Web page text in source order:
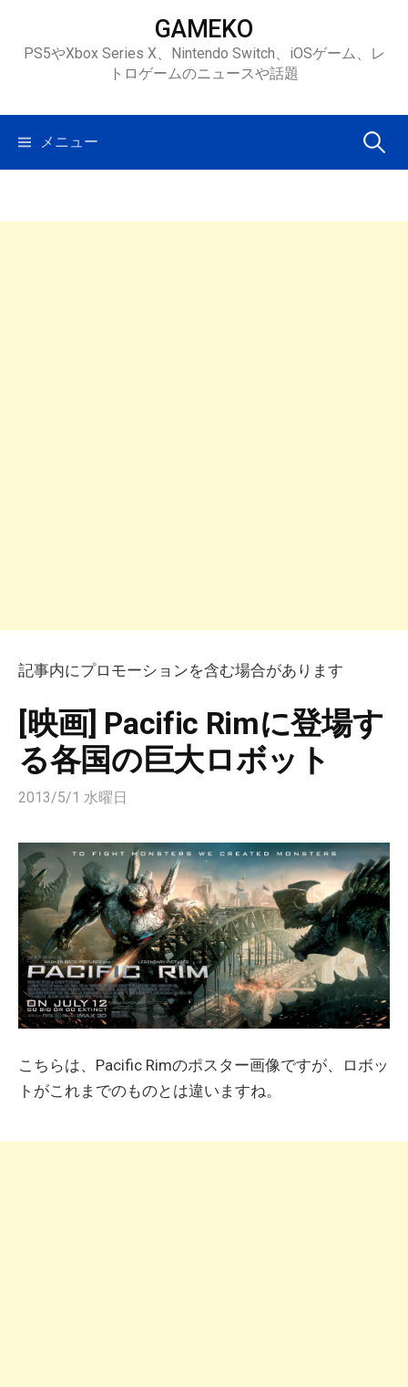
ツ
ス
GAMEKO
PS5やXbox Series X、Nintendo Switch、iOSゲーム、レ
トロゲームのニュースや話題
メニュー 検
記事内にプロモーションを含む場合があります
[映画] Pacific Rimに登場す
る各国の巨大ロボット
2013/5/1 水曜日
こちらは、Pacific Rimのポスター画像ですが、ロボッ
トがこれまでのものとは違いますね。